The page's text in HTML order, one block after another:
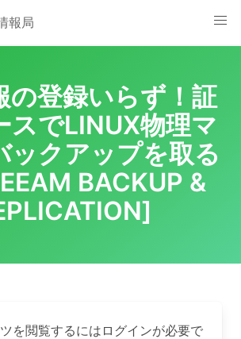
報局
の登録いらず！証
スでLINUX物理マ
ックアップを取る
BACKUP &
を閲覧するにはログインが必要で